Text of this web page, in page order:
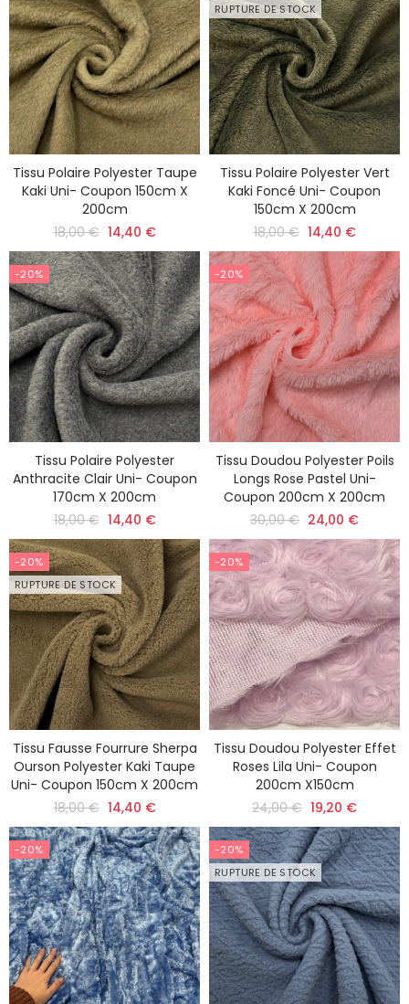
Tissu Polaire Polyester Taupe
Kaki Uni- Coupon 150cm X
200cm
18,00 € 14,40 €
RUPTURE DE STOCK
Tissu Polaire Polyester Vert
Kaki Foncé Uni- Coupon
150cm X 200cm
18,00 € 14,40 €
-20%
Tissu Polaire Polyester
Anthracite Clair Uni- Coupon
170cm X 200cm
18,00 € 14,40 €
-20%
Tissu Doudou Polyester Poils
Longs Rose Pastel Uni-
Coupon 200cm X 200cm
30,00 € 24,00 €
-20%
RUPTURE DE STOCK
Tissu Fausse Fourrure Sherpa
Ourson Polyester Kaki Taupe
Uni- Coupon 150cm X 200cm
18,00 € 14,40 €
-20%
Tissu Doudou Polyester Effet
Roses Lila Uni- Coupon
200cm X150cm
24,00 € 19,20 €
-20%
-20%
RUPTURE DE STOCK